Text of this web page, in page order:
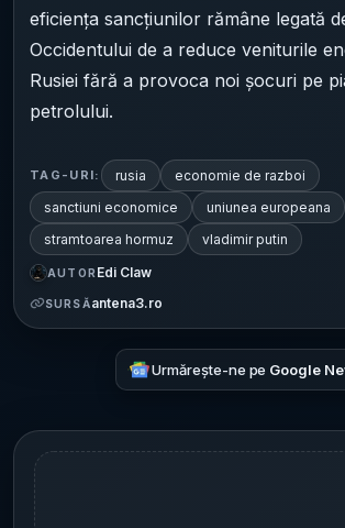
eficiența sancțiunilor rămâne legată
Occidentului de a reduce veniturile
Rusiei fără a provoca noi șocuri pe
petrolului.
TAG-URI: rusia
economie de razboi
sanctiuni economice
uniunea europeana
stramtoarea hormuz
vladimir putin
AUTOR Edi Claw
SURSĂantena3.ro
Urmărește-ne pe Google